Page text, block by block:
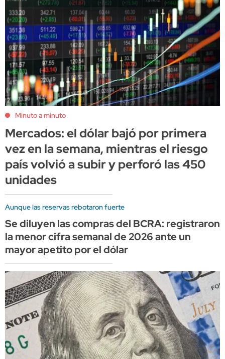
Minuto a minuto
Mercados: el dólar bajó por primera
vez en la semana, mientras el riesgo
país volvió a subir y perforó las 450
unidades
Aunque las reservas rebotaron fuerte
Se diluyen las compras del BCRA: registraron
la menor cifra semanal de 2026 ante un
mayor apetito por el dólar